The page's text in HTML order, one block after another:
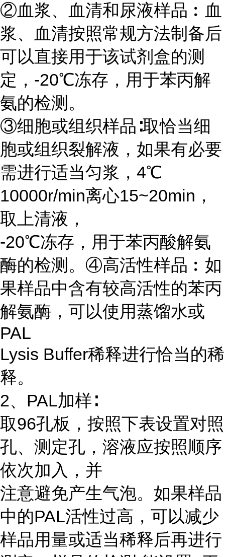
②血浆、血清和尿液样品︰血
浆、血清按照常规方法制备后
可以直接用于该试剂盒的测
定，-20℃冻存，用于苯丙解
氨的检测。
③细胞或组织样品∶取恰当细
胞或组织裂解液，如果有必要
需进行适当匀浆，4℃
10000r/min离心15~20min，
取上清液，
-20℃冻存，用于苯丙酸解氨
酶的检测。④高活性样品︰如
果样品中含有较高活性的苯丙
解氨酶，可以使用蒸馏水或
PAL
Lysis Buffer稀释进行恰当的稀
释。
2、PAL加样∶
取96孔板，按照下表设置对照
孔、测定孔，溶液应按照顺序
依次加入，并
注意避免产生气泡。如果样品
中的PAL活性过高，可以减少
样品用量或适当稀释后再进行